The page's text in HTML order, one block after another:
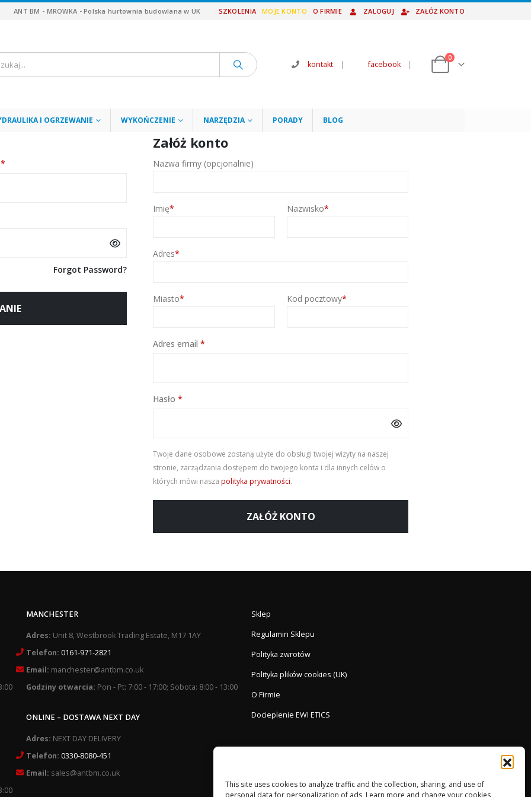
This site uses cookies to analyze traffic and the collection, sharing, and use of
personal data for personalization of ads. Learn more and change your cookies
ANT BM - MROWKA - Polska hurtownia budowlana w UK SZKOLENIA MOJE KONTO O FIRMIE ZALOGUJ ZAŁÓŻ KONTO
kontakt | facebook |
0
I OGRZEWANIE WYKOŃCZENIE NARZĘDZIA PORADY BLOG
*
Forgot Password?
Załóż konto
Nazwa firmy (opcjonalnie)
Imię* Nazwisko*
Adres*
Miasto* Kod pocztowy*
Adres email *
Hasło *
Twoje dane osobowe zostaną użyte do obsługi twojej wizyty na naszej
stronie, zarządzania dostępem do twojego konta i dla innych celów o
których mówi nasza polityka prywatności.
ZAŁÓŻ KONTO
MANCHESTER
Adres: Unit 8, Westbrook Trading Estate, M17 1AY
Telefon: 0161-971-2821
Email: manchester@antbm.co.uk
Godziny otwarcia: Pon - Pt: 7:00 - 17:00; Sobota: 8:00 - 13:00
ONLINE – DOSTAWA NEXT DAY
Adres: NEXT DAY DELIVERY
Telefon: 0330-8080-451
Email: sales@antbm.co.uk
Sklep
Regulamin Sklepu
Polityka zwrotów
Polityka plików cookies (UK)
O Firmie
Docieplenie EWI ETICS